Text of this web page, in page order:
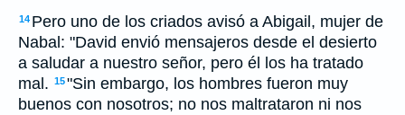
14 Pero uno de los criados avisó a Abigail, mujer de
Nabal: "David envió mensajeros desde el desierto
a saludar a nuestro señor, pero él los ha tratado
mal. 15"Sin embargo, los hombres fueron muy
buenos con nosotros; no nos maltrataron ni nos